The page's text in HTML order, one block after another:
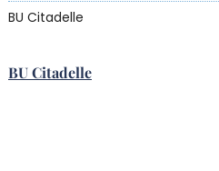
BU Citadelle
BU Citadelle